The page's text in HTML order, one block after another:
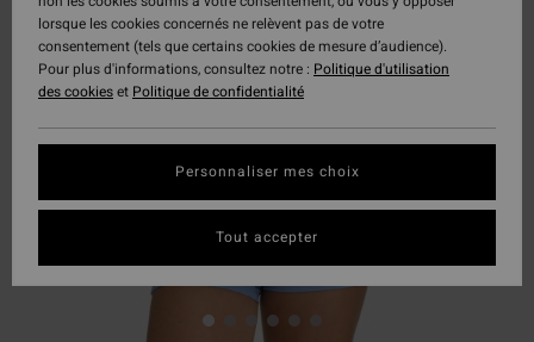
lorsque les cookies concernés ne relèvent pas de votre
consentement (tels que certains cookies de mesure d’audience).
Pour plus d'informations, consultez notre : Politique d'utilisation
des cookieset Politique de confidentialité
Personnaliser mes choix
Tout accepter